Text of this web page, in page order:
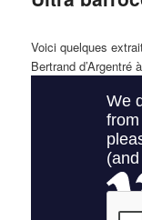
Voici quelques
Bertrand d’Argentré